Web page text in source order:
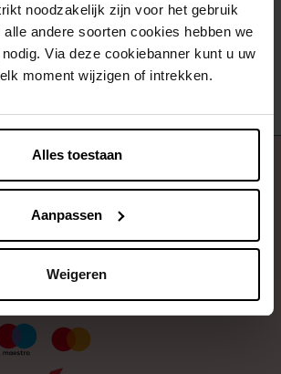
noodzakelijk zijn voor het gebruik
andere soorten cookies hebben we
Via deze cookiebanner kunt u uw
moment wijzigen of intrekken.
Alles toestaan
Aanpassen
Weigeren